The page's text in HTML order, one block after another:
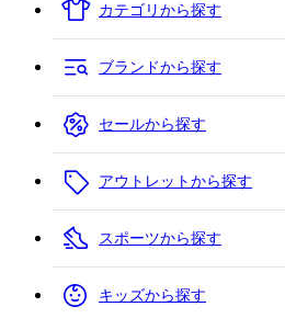
カテゴリから探す
ブランドから探す
セールから探す
アウトレットから探す
スポーツから探す
キッズから探す